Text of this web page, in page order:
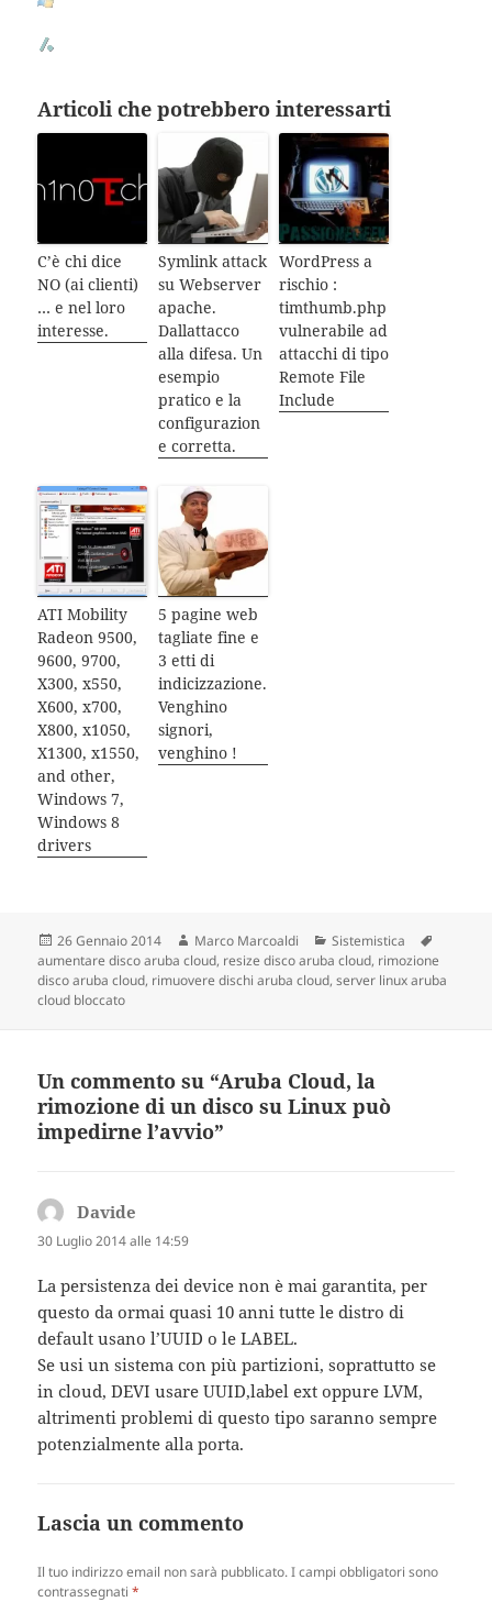
Articoli che potrebbero interessarti
C’è chi dice
NO (ai clienti)
… e nel loro
interesse.
Symlink attack
su Webserver
apache.
Dallattacco
alla difesa. Un
esempio
pratico e la
configurazion
e corretta.
WordPress a
rischio :
timthumb.php
vulnerabile ad
attacchi di tipo
Remote File
Include
ATI Mobility
Radeon 9500,
9600, 9700,
X300, x550,
X600, x700,
X800, x1050,
X1300, x1550,
and other,
Windows 7,
Windows 8
drivers
5 pagine web
tagliate fine e
3 etti di
indicizzazione.
Venghino
signori,
venghino !
Scritto
il
26 Gennaio 2014 Autore
Marco Marcoaldi Categorie
Sistemistica
aumentare disco aruba cloud, resize disco aruba cloud, rimozione
disco aruba cloud, rimuovere dischi aruba cloud,server linux aruba
cloud bloccato
Un commento su “Aruba Cloud, la
rimozione di un disco su Linux può
impedirne l’avvio”
Davide
detto:
30 Luglio 2014 alle 14:59
La persistenza dei device non è mai garantita, per
questo da ormai quasi 10 anni tutte le distro di
default usano l’UUID o le LABEL.
Se usi un sistema con più partizioni, soprattutto se
in cloud, DEVI usare UUID,label ext oppure LVM,
altrimenti problemi di questo tipo saranno sempre
potenzialmente alla porta.
Lascia un commento
Il tuo indirizzo email non sarà pubblicato. I campi obbligatori sono
contrassegnati*